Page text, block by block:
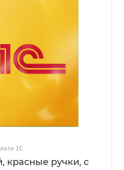
1С
ручки, с